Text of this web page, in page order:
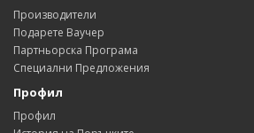
Производители
Подарете Ваучер
Партньорска Програма
Специални Предложения
Профил
Профил